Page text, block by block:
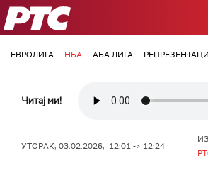
РТС
ЕВРОЛИГА НБА АБА ЛИГА
Читај ми!
УТОРАК, 03.02.2026, 12:01 -> 12:24